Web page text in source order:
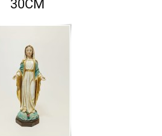
30CM